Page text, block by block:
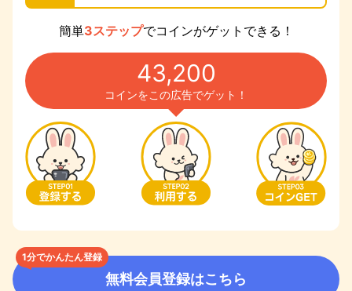
簡単3ステップでコインがゲットできる！
43,200
コインをこの広告でゲット！
1分でかんたん登録
無料会員登録はこちら